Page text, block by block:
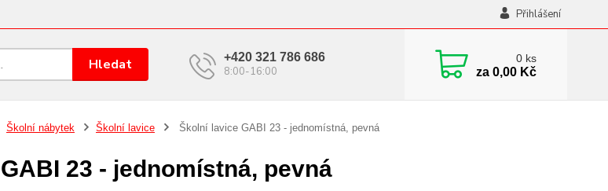
Přihlášení
Hledat +420 321 786 686
8:00-16:00
0 ks
za 0,00 Kč
Školní nábytek Školní lavice Školní lavice GABI 23 - jednomístná, pevná
23 - jednomístná, pevná